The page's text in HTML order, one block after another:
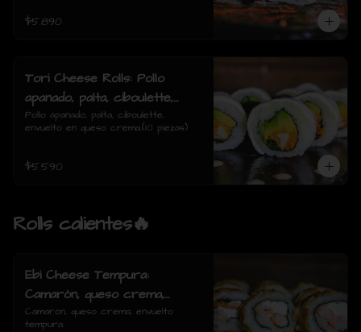
$5.890
Tori Cheese Rolls: Pollo
apanado, palta, ciboulette,
envuelto en queso crema.
Pollo apanado, palta, ciboulette,
envuelto en queso crema.(10 piezas)
$5.590
Rolls calientes🔥
Ebi Cheese Tempura:
Camarón, queso crema,
envuelto tempura.
Camarón, queso crema, envuelto
tempura.